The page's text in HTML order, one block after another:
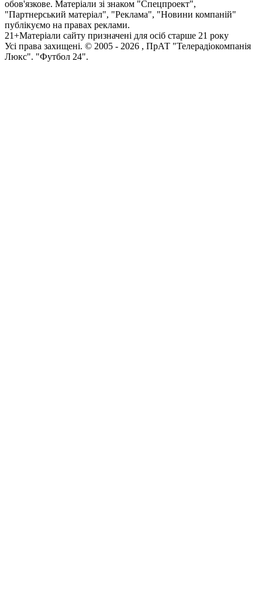
обов'язкове. Матеріали зі знаком "Спецпроект",
"Партнерський матеріал", "Реклама", "Новини компаній"
публікуємо на правах реклами.
21+Матеріали сайту призначені для осіб старше 21 року
Усi права захищенi. © 2005 - 2026 , ПрАТ "Телерадіокомпанія
Люкс". "Футбол 24".